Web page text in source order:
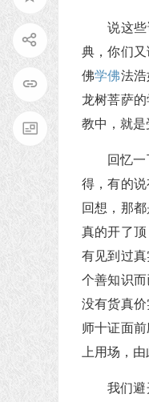
说这
典，你们
佛学佛法
龙树菩萨
教中，就是
回忆
得，有的
回想，那
真的开了
有见到过
个善知识
没有货真
师十证面
上用场，
我们避